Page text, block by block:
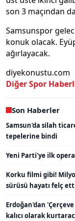
son 3 maçından
Samsunspor
konuk olacak.
ağırlayacak.
diyekonustu.com
Diğer Spor
Son Haberler
Samsun'da silah
tepelerine bindi
Yeni Parti'ye ilk
Korku filmi gibi!
sürüsü hayatı felç
Erdoğan'dan
kalıcı olarak